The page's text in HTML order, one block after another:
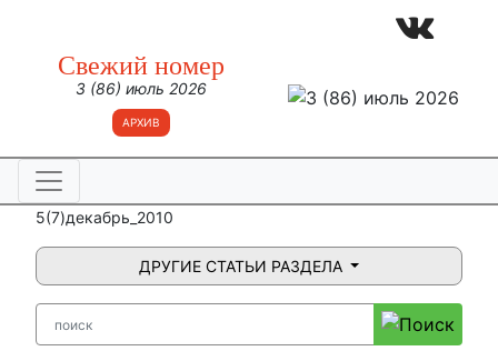
Свежий номер
3 (86) июль 2026
АРХИВ
5(7)декабрь_2010
ДРУГИЕ СТАТЬИ РАЗДЕЛА